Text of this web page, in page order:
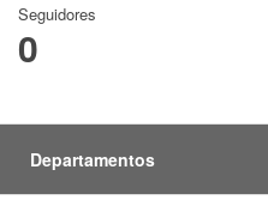
Seguidores
0
Departamentos